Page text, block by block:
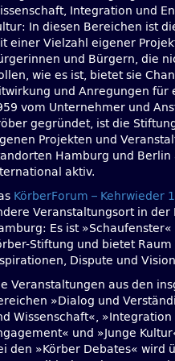
Integration und
In diesen Bereichen ist
einer Vielzahl eigener
und Bürgern, die
wie es ist, bietet sie
und Anregungen für
vom Unternehmer und
gegründet, ist die
Projekten und
Hamburg und Berlin
aktiv.
KörberForum – Kehrwieder
Veranstaltungsort in der
Es ist
Stiftung und bietet
Dispute und
Veranstaltungen aus den
»Dialog und
Wissenschaft«, »Integration
und »Junge
den »Körber Debates« wird